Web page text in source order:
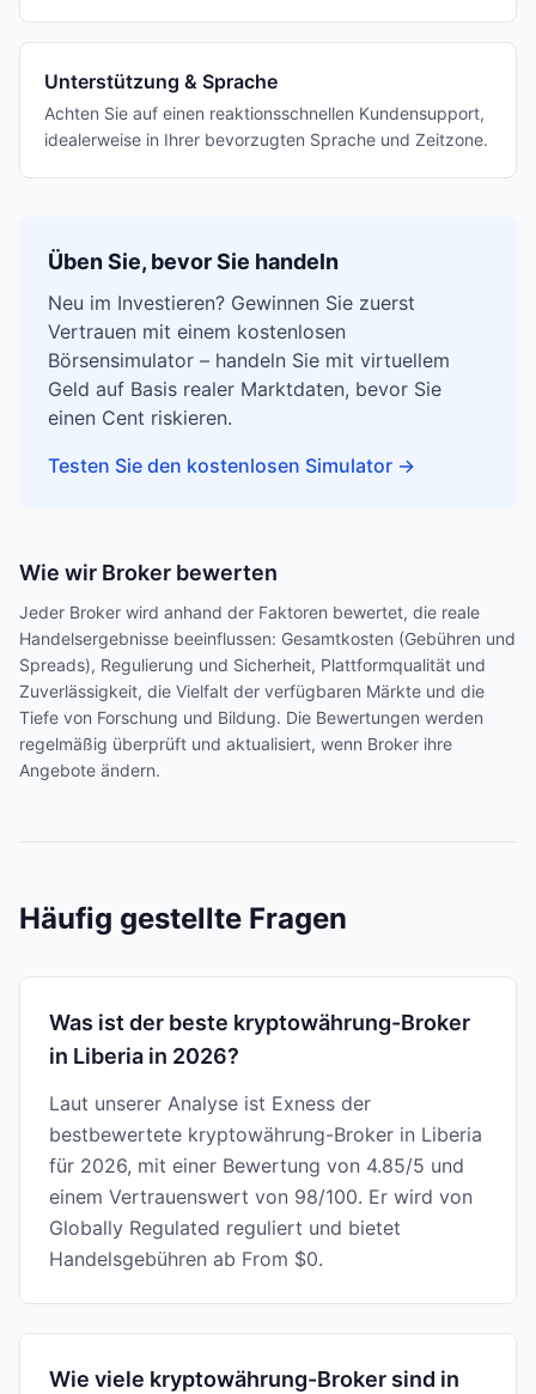
Unterstützung & Sprache
Achten Sie auf einen reaktionsschnellen Kundensupport,
idealerweise in Ihrer bevorzugten Sprache und Zeitzone.
Üben Sie, bevor Sie handeln
Neu im Investieren? Gewinnen Sie zuerst
Vertrauen mit einem kostenlosen
Börsensimulator – handeln Sie mit virtuellem
Geld auf Basis realer Marktdaten, bevor Sie
einen Cent riskieren.
Testen Sie den kostenlosen Simulator →
Wie wir Broker bewerten
Jeder Broker wird anhand der Faktoren bewertet, die reale
Handelsergebnisse beeinflussen: Gesamtkosten (Gebühren und
Spreads), Regulierung und Sicherheit, Plattformqualität und
Zuverlässigkeit, die Vielfalt der verfügbaren Märkte und die
Tiefe von Forschung und Bildung. Die Bewertungen werden
regelmäßig überprüft und aktualisiert, wenn Broker ihre
Angebote ändern.
Häufig gestellte Fragen
Was ist der beste kryptowährung-Broker
in Liberia in 2026?
Laut unserer Analyse ist Exness der
bestbewertete kryptowährung-Broker in Liberia
für 2026, mit einer Bewertung von 4.85/5 und
einem Vertrauenswert von 98/100. Er wird von
Globally Regulated reguliert und bietet
Handelsgebühren ab From $0.
Wie viele kryptowährung-Broker sind in